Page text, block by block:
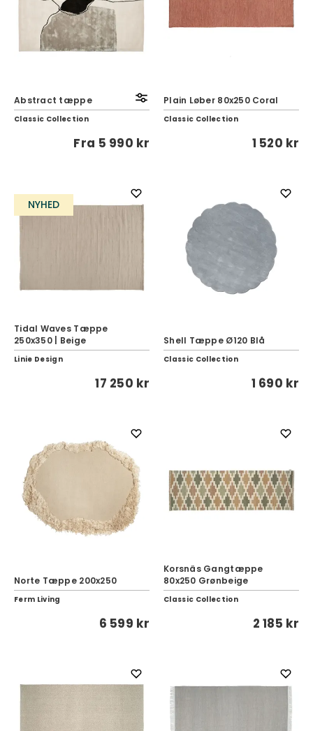
Abstract tæppe
Classic Collection
Fra 5 990 kr
Plain Løber 80x250 Coral
Classic Collection
1 520 kr
NYHED
Tidal Waves Tæppe
250x350 | Beige
Linie Design
17 250 kr
Shell Tæppe Ø120 Blå
Classic Collection
1 690 kr
Norte Tæppe 200x250
Ferm Living
6 599 kr
Korsnäs Gangtæppe
80x250 Grønbeige
Classic Collection
2 185 kr